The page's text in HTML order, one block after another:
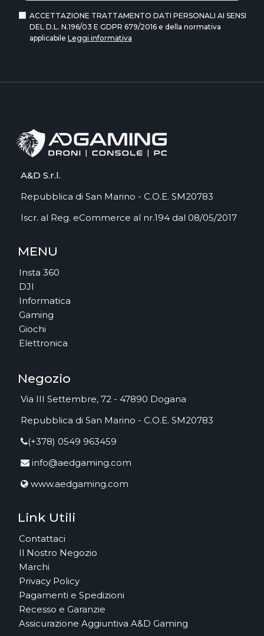
ACCETTAZIONE TRATTAMENTO DATI PERSONALI AI SENSI
DEL D.L. N.196/03 E GDPR 679/2016 e della normativa
applicabile Leggi informativa
A&D S.r.l.
Repubblica di San Marino - C.O.E. SM20783
Iscr. al Reg. eCommerce al nr.194 dal 08/05/2017
MENU
Insta 360
DJI
Informatica
Gaming
Giochi
Elettronica
Negozio
Via III Settembre, 72 - 47890 Dogana
Repubblica di San Marino - C.O.E. SM20783
(+378) 0549 963459
info@aedgaming.com
www.aedgaming.com
Link Utili
Contattaci
Il Nostro Negozio
Marchi
Privacy Policy
Pagamenti e Spedizioni
Recesso e Garanzie
Assicurazione Aggiuntiva A&D Gaming